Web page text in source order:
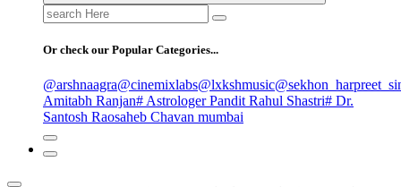
Search
for:
Or check our Popular Categories...
@arshnaagra@cinemixlabs@lxkshmusic
Amitabh Ranjan# Astrologer Pandit Rahul Shastri# Dr.
Santosh Raosaheb Chavan mumbai